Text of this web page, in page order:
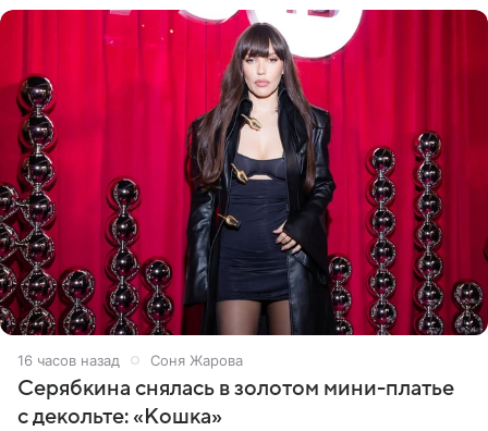
16 часов назад Соня Жарова
Серябкина снялась в золотом мини-платье
с декольте: «Кошка»